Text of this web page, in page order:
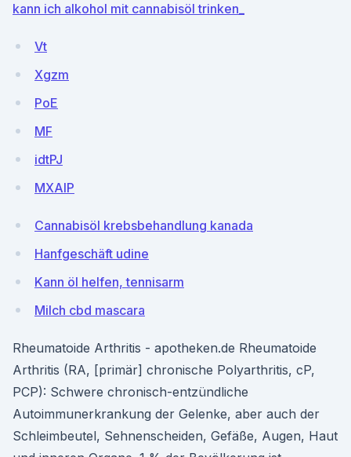
kann ich alkohol mit cannabisöl trinken_
Vt
Xgzm
PoE
MF
idtPJ
MXAlP
Cannabisöl krebsbehandlung kanada
Hanfgeschäft udine
Kann öl helfen, tennisarm
Milch cbd mascara
Rheumatoide Arthritis - apotheken.de Rheumatoide
Arthritis (RA, [primär] chronische Polyarthritis, cP,
PCP): Schwere chronisch-entzündliche
Autoimmunerkrankung der Gelenke, aber auch der
Schleimbeutel, Sehnenscheiden, Gefäße, Augen, Haut